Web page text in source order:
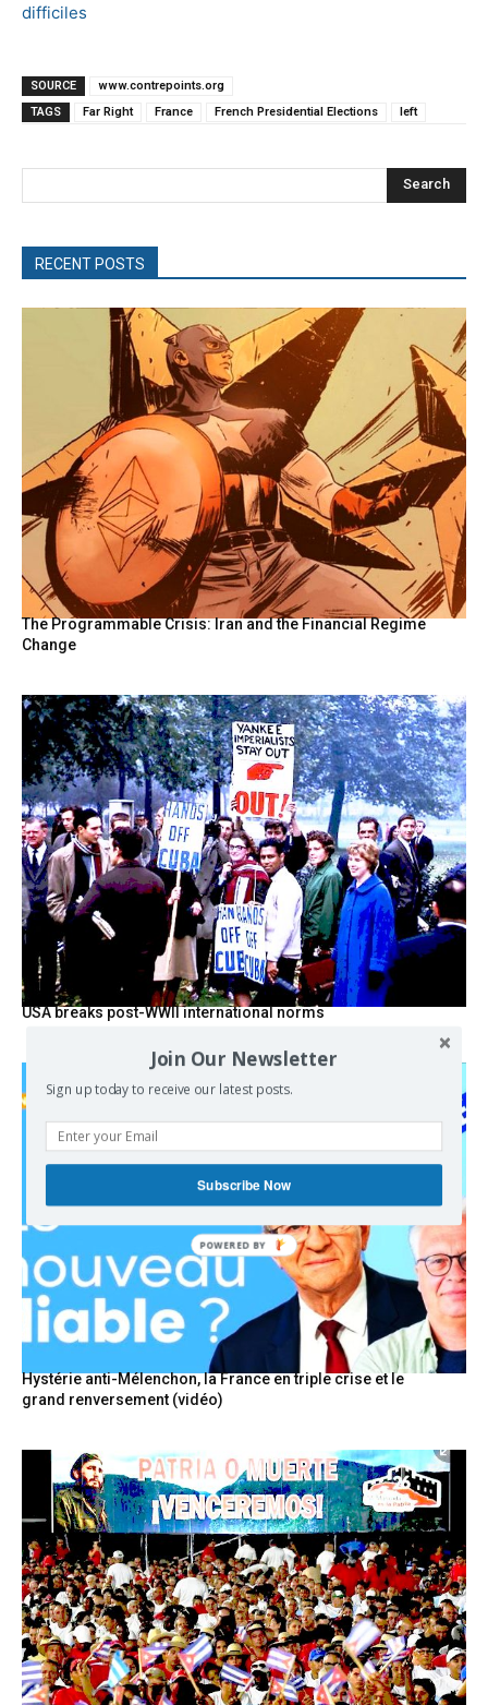
difficiles
SOURCE
www.contrepoints.org
TAGS
Far Right France French Presidential Elections left
Search
RECENT POSTS
The Programmable Crisis: Iran and the Financial Regime
Change
USA breaks post-WWII international norms
Hystérie anti-Mélenchon, la France en triple crise et le
grand renversement (vidéo)
Join Our Newsletter
Sign up today to receive our latest posts.
Subscribe Now